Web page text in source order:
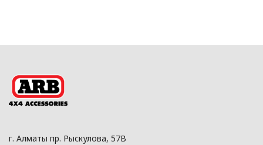
г. Алматы пр. Рыскулова, 57В